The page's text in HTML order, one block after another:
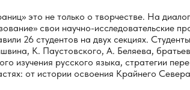
это не только о творчестве. На
свои научно-исследовательские
26 студентов на двух секциях.
К. Паустовского, А. Беляева,
изучения русского языка, стратегии
от истории освоения Крайнего